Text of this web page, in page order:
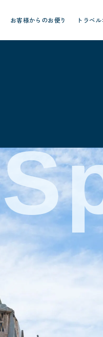
お客様からのお便り トラベ